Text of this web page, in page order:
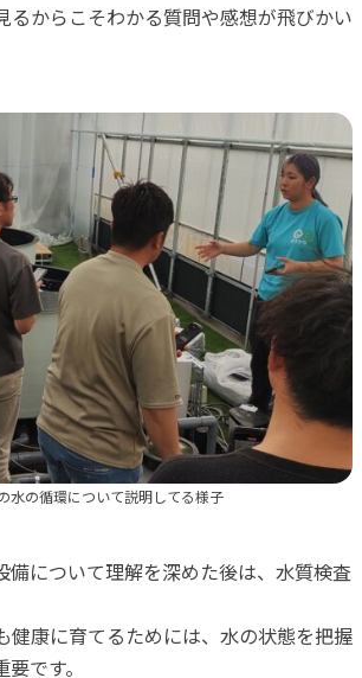
るからこそわかる質問や感想が飛びかい
水の循環について説明してる様子
備について理解を深めた後は、水質検査
健康に育てるためには、水の状態を把握
です。